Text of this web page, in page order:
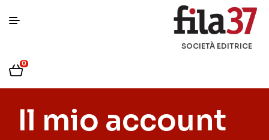
SOCIETÀ EDITRICE
0
Il mio account